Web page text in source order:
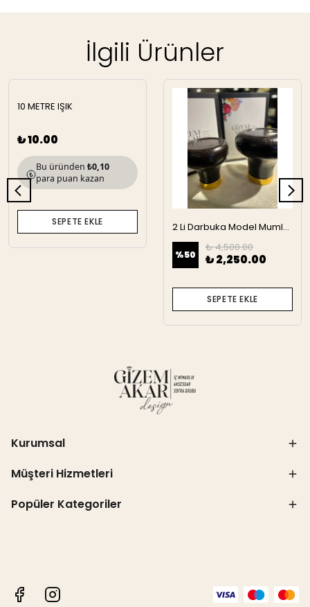
İlgili Ürünler
10 METRE IŞIK
₺ 10.00
Bu üründen ₺0,10
para puan kazan
SEPETE EKLE 2 Li Darbuka Model Mumluk
%50
₺ 4,500.00
₺ 2,250.00
SEPETE EKLE
Kurumsal
Müşteri Hizmetleri
Popüler Kategoriler